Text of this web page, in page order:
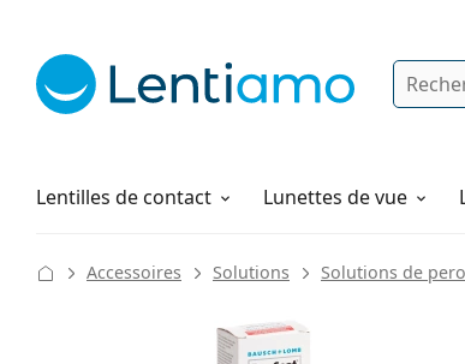
Lentilles de contact
Produits d'entretien Lunettes de vue
Comment commander
Accessoires Solutions Solutions de